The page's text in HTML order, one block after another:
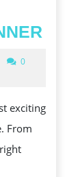
0
exciting
From